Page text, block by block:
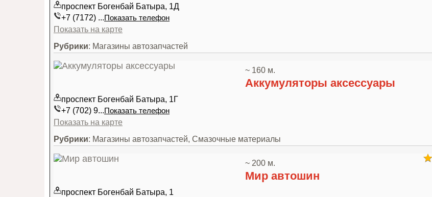
проспект Богенбай Батыра, 1Д
+7 (7172) ...Показать телефон
Показать на карте
Рубрики: Магазины автозапчастей
~ 160 м.
Аккумуляторы аксессуары
проспект Богенбай Батыра, 1Г
+7 (702) 9...Показать телефон
Показать на карте
Рубрики: Магазины автозапчастей, Смазочные материалы
~ 200 м.
Мир автошин
проспект Богенбай Батыра, 1